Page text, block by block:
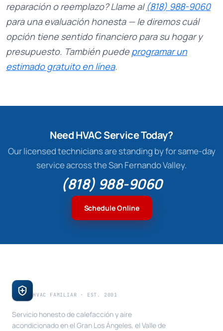
reparación o reemplazo? Llame al (818) 988-9060
para una evaluación honesta — le diremos cuál
opción tiene sentido financiero para su hogar y
presupuesto. También puedeprogramar un
estimado gratuito en línea.
Need HVAC Service Today?
Our licensed technicians are standing by for same-day
service across the San Fernando Valley.
(818) 988-9060
Schedule Online
HVAC FAMILIAR · EST. 2001
Servicio honesto de calefacción y aire
acondicionado en el Gran Los Ángeles, el Valle de